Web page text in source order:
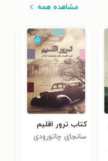
مشاهده همه
کتاب ترور اقلیم
سانجای چاتورودی